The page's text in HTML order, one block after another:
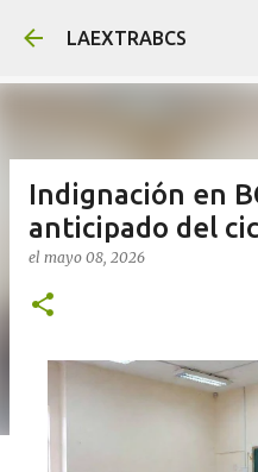
Ir al
LAEXTRABCS
Indignación en
anticipado del
el mayo 08, 2026